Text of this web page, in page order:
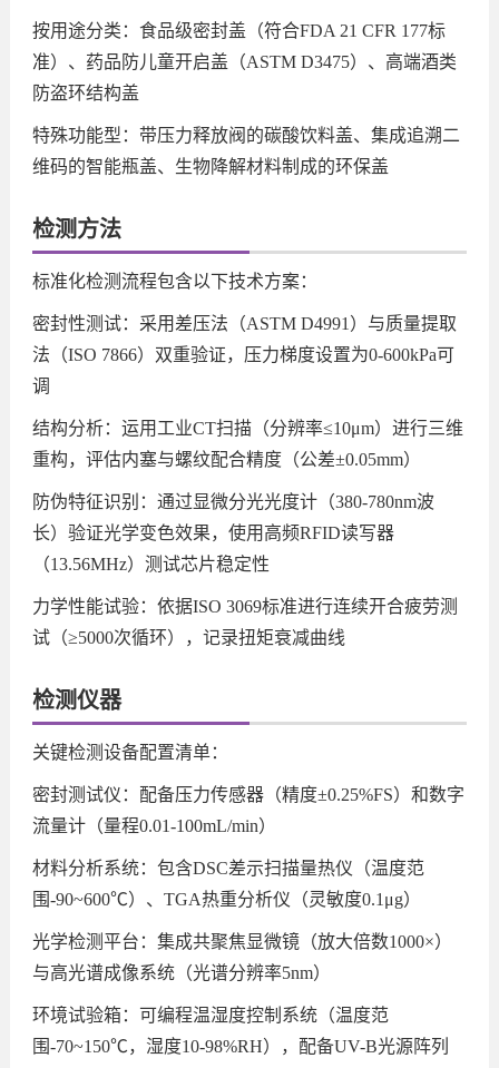
按用途分类：食品级密封盖（符合FDA 21 CFR 177标
准）、药品防儿童开启盖（ASTM D3475）、高端酒类
防盗环结构盖
特殊功能型：带压力释放阀的碳酸饮料盖、集成追溯二
维码的智能瓶盖、生物降解材料制成的环保盖
检测方法
标准化检测流程包含以下技术方案：
密封性测试：采用差压法（ASTM D4991）与质量提取
法（ISO 7866）双重验证，压力梯度设置为0-600kPa可
调
结构分析：运用工业CT扫描（分辨率≤10μm）进行三维
重构，评估内塞与螺纹配合精度（公差±0.05mm）
防伪特征识别：通过显微分光光度计（380-780nm波
长）验证光学变色效果，使用高频RFID读写器
（13.56MHz）测试芯片稳定性
力学性能试验：依据ISO 3069标准进行连续开合疲劳测
试（≥5000次循环），记录扭矩衰减曲线
检测仪器
关键检测设备配置清单：
密封测试仪：配备压力传感器（精度±0.25%FS）和数字
流量计（量程0.01-100mL/min）
材料分析系统：包含DSC差示扫描量热仪（温度范
围-90~600℃）、TGA热重分析仪（灵敏度0.1μg）
光学检测平台：集成共聚焦显微镜（放大倍数1000×）
与高光谱成像系统（光谱分辨率5nm）
环境试验箱：可编程温湿度控制系统（温度范
围-70~150℃，湿度10-98%RH），配备UV-B光源阵列